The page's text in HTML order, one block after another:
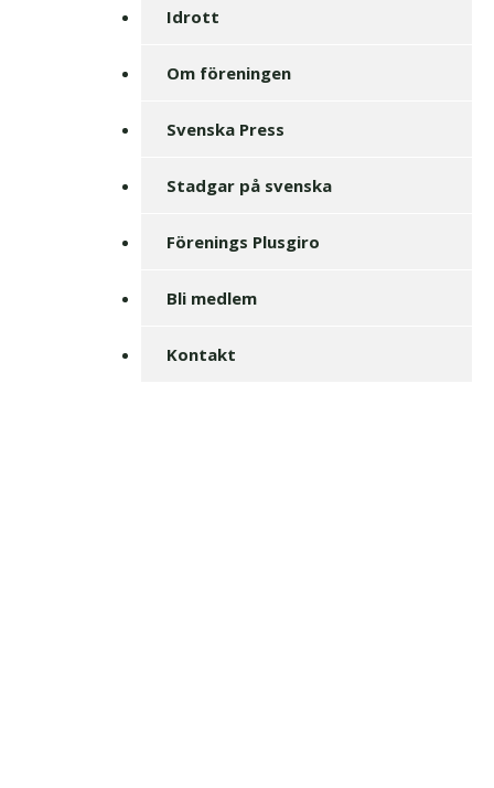
Idrott
Om föreningen
Svenska Press
Stadgar på svenska
Förenings Plusgiro
Bli medlem
Kontakt